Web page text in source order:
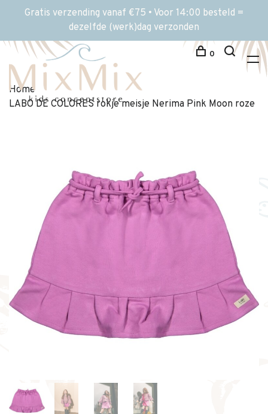
Gratis verzending vanaf €75 • Voor 14:00 besteld =
dezelfde (werk)dag verzonden
0
Home
LABO DE COLORES rokje meisje Nerima Pink Moon roze